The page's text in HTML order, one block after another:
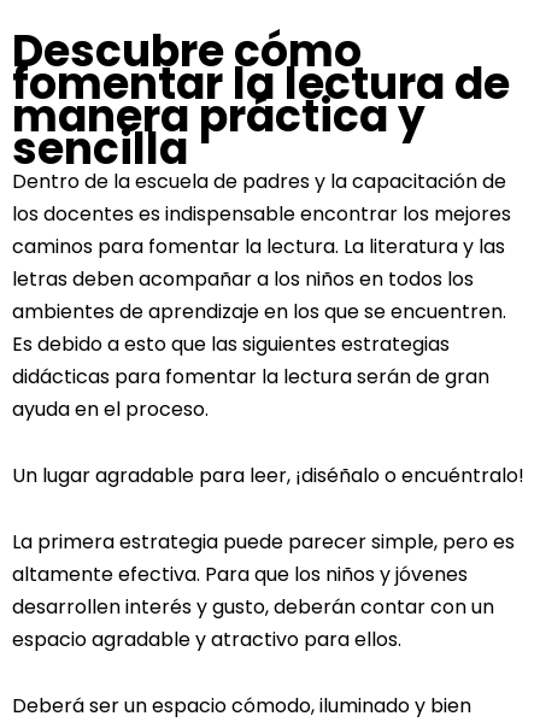
Descubre cómo
fomentar la lectura de
manera práctica y
sencilla
Dentro de la escuela de padres y la capacitación de
los docentes es indispensable encontrar los mejores
caminos para fomentar la lectura. La literatura y las
letras deben acompañar a los niños en todos los
ambientes de aprendizaje en los que se encuentren.
Es debido a esto que las siguientes estrategias
didácticas para fomentar la lectura serán de gran
ayuda en el proceso.
Un lugar agradable para leer, ¡diséñalo o encuéntralo!
La primera estrategia puede parecer simple, pero es
altamente efectiva. Para que los niños y jóvenes
desarrollen interés y gusto, deberán contar con un
espacio agradable y atractivo para ellos.
Deberá ser un espacio cómodo, iluminado y bien